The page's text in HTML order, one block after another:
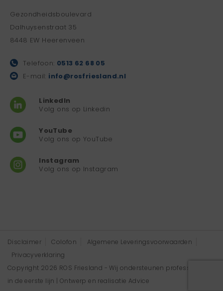
Gezondheidsboulevard
Dalhuysenstraat 35
8448 EW Heerenveen
Telefoon: 0513 62 68 05
E-mail: info@rosfriesland.nl
LinkedIn
Volg ons op Linkedin
YouTube
Volg ons op YouTube
Instagram
Volg ons op Instagram
Disclaimer Colofon
Algemene Leveringsvoorwaarden
Privacyverklaring
Copyright 2026 ROS Friesland - Wij ondersteunen professionals
in de eerste lijn | Ontwerp en realisatie Advice